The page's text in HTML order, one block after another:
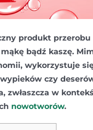
produkt przerobu
bądź kaszę.
wykorzystuje
czy
zwłaszcza w
nowotworów.